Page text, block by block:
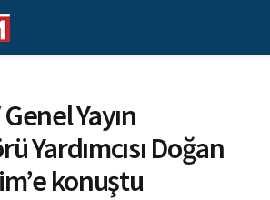
Yayın
Yardımcısı Doğan
konuştu